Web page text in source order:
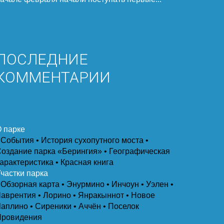
парке
События • История сухопутного моста •
парка «Берингия» • Географическая
• Красная книга
парка
Обзорная карта • Энурмино • Инчоун • Уэлен •
• Лорино • Янракыннот • Новое
• Сиреники • Аччён • Поселок